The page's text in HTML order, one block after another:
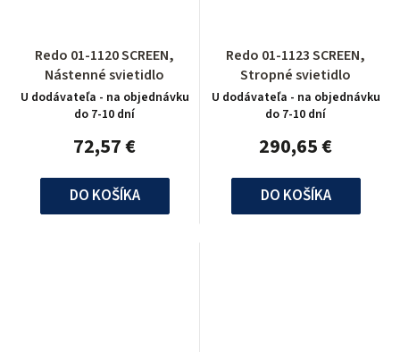
Redo 01-1120 SCREEN,
Nástenné svietidlo
U dodávateľa - na objednávku
do 7-10 dní
72,57 €
DO KOŠÍKA
Redo 01-1123 SCREEN,
Stropné svietidlo
U dodávateľa - na objednávku
do 7-10 dní
290,65 €
DO KOŠÍKA